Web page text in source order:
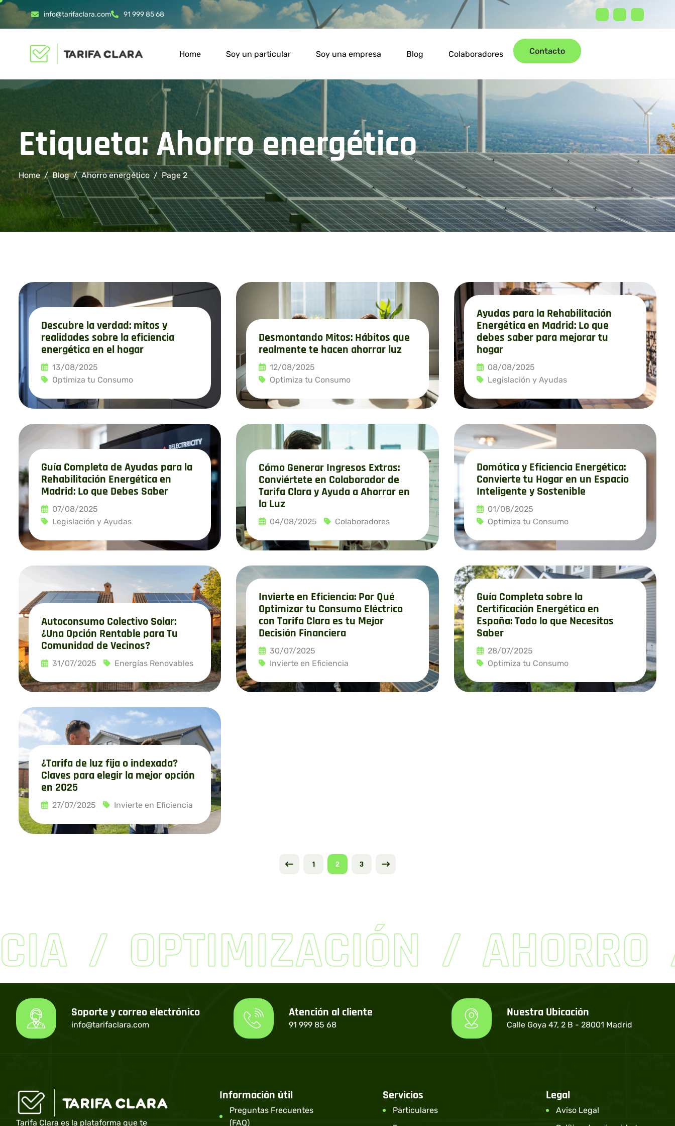
info@tarifaclara.com 91 999 85 68
Home Soy un particular Soy una empresa Blog Colaboradores Contacto
Etiqueta: Ahorro energético
Home Blog Ahorro energético Page 2
Descubre la verdad: mitos y
realidades sobre la eficiencia
energética en el hogar
13/08/2025
Optimiza tu Consumo
Leer más
Desmontando Mitos: Hábitos que
realmente te hacen ahorrar luz
12/08/2025
Optimiza tu Consumo
Leer más
Ayudas para la Rehabilitación
Energética en Madrid: Lo que
debes saber para mejorar tu
hogar
08/08/2025
Legislación y Ayudas
Leer más
Guía Completa de Ayudas para la
Rehabilitación Energética en
Madrid: Lo que Debes Saber
07/08/2025
Legislación y Ayudas
Leer más
Cómo Generar Ingresos Extras:
Conviértete en Colaborador de
Tarifa Clara y Ayuda a Ahorrar en
la Luz
04/08/2025 Colaboradores
Leer más
Domótica y Eficiencia Energética:
Convierte tu Hogar en un Espacio
Inteligente y Sostenible
01/08/2025
Optimiza tu Consumo
Leer más
Autoconsumo Colectivo Solar:
¿Una Opción Rentable para Tu
Comunidad de Vecinos?
31/07/2025 Energías Renovables
Leer más
Invierte en Eficiencia: Por Qué
Optimizar tu Consumo Eléctrico
con Tarifa Clara es tu Mejor
Decisión Financiera
30/07/2025
Invierte en Eficiencia
Leer más
Guía Completa sobre la
Certificación Energética en
España: Todo lo que Necesitas
Saber
28/07/2025
Optimiza tu Consumo
Leer más
¿Tarifa de luz fija o indexada?
Claves para elegir la mejor opción
en 2025
27/07/2025 Invierte en Eficiencia
Leer más
1 2 3
OPTIMIZACIÓN AHORRO
Soporte y correo electrónico
info@tarifaclara.com
Atención al cliente
91 999 85 68
Nuestra Ubicación
Calle Goya 47, 2 B - 28001 Madrid
Tarifa Clara es la plataforma que te
Información útil
Preguntas Frecuentes
(FAQ)
Servicios
Particulares
Legal
Aviso Legal